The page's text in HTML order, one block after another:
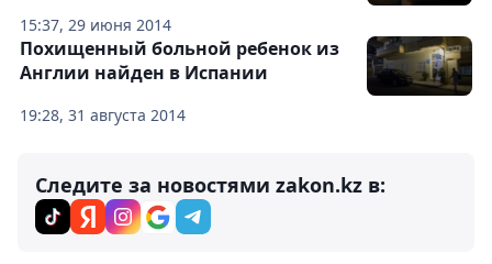
15:37, 29 июня 2014
19:28, 31 августа 2014
Похищенный больной ребенок из
Англии найден в Испании
Следите за новостями zakon.kz в: